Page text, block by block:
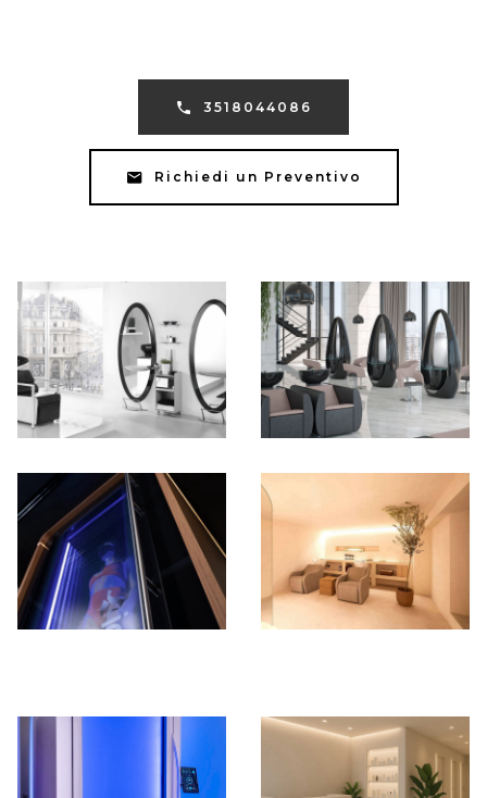
3518044086
Richiedi un Preventivo